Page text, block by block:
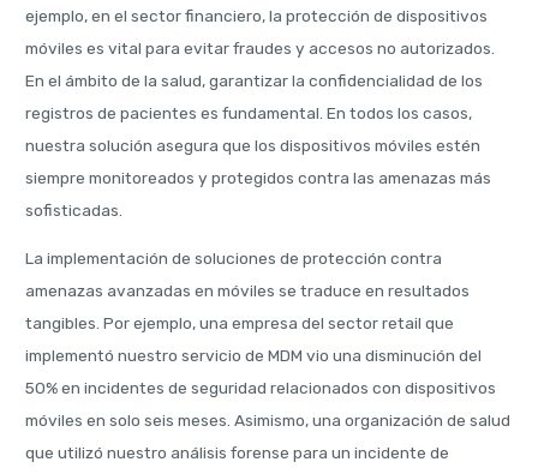
ejemplo, en el sector financiero, la protección de dispositivos
móviles es vital para evitar fraudes y accesos no autorizados.
En el ámbito de la salud, garantizar la confidencialidad de los
registros de pacientes es fundamental. En todos los casos,
nuestra solución asegura que los dispositivos móviles estén
siempre monitoreados y protegidos contra las amenazas más
sofisticadas.
La implementación de soluciones de protección contra
amenazas avanzadas en móviles se traduce en resultados
tangibles. Por ejemplo, una empresa del sector retail que
implementó nuestro servicio de MDM vio una disminución del
50% en incidentes de seguridad relacionados con dispositivos
móviles en solo seis meses. Asimismo, una organización de salud
que utilizó nuestro análisis forense para un incidente de